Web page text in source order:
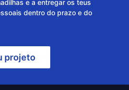
e a entregar os teus
dentro do prazo e do
projeto